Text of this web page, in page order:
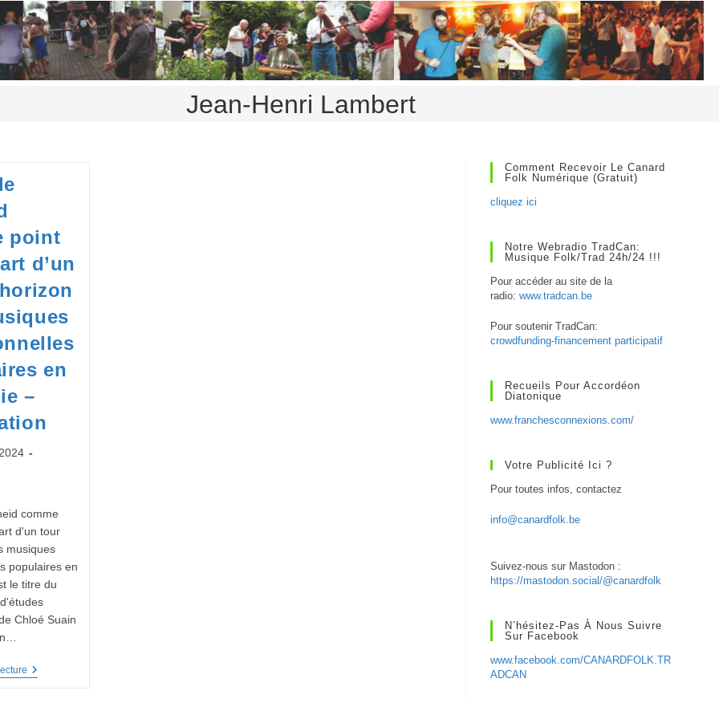
Jean-Henri Lambert
point
d’un
en
–
comme
d'un tour
musiques
populaires en
le titre du
Chloé Suain
La
Comment Recevoir Le Canard
Folk Numérique (gratuit)
cliquez ici
Notre Webradio TradCan:
Musique Folk/Trad 24h/24 !!!
Pour accéder au site de la
radio:www.tradcan.be
Pour soutenir TradCan:
crowdfunding-financement participatif
Recueils Pour Accordéon
Diatonique
www.franchesconnexions.com/
Votre Publicité Ici ?
Pour toutes infos, contactez
info@canardfolk.be
Suivez-nous sur Mastodon :
https://mastodon.social/@canardfolk
N’hésitez-Pas À Nous Suivre
Sur Facebook
www.facebook.com/CANARDFOLK.TR
ADCAN